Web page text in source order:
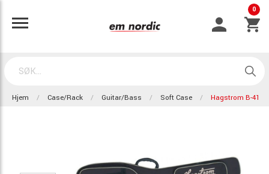
0
Hjem Case/Rack Guitar/Bass Soft Case Hagstrom B-41